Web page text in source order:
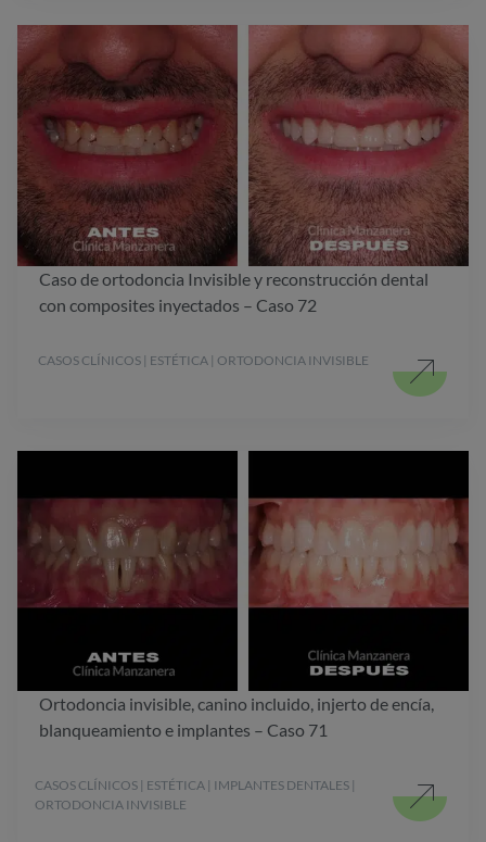
Caso de ortodoncia Invisible y reconstrucción dental
con composites inyectados – Caso 72
CASOS CLÍNICOS | ESTÉTICA | ORTODONCIA INVISIBLE
Ortodoncia invisible, canino incluido, injerto de encía,
blanqueamiento e implantes – Caso 71
CASOS CLÍNICOS | ESTÉTICA | IMPLANTES DENTALES |
ORTODONCIA INVISIBLE